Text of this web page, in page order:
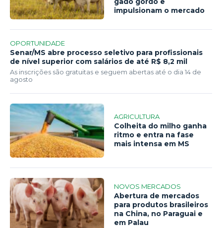
impulsionam o mercado
OPORTUNIDADE
Senar/MS abre processo seletivo para profissionais
de nível superior com salários de até R$ 8,2 mil
As inscrições são gratuitas e seguem abertas até o dia 14 de
agosto
AGRICULTURA
Colheita do milho ganha
ritmo e entra na fase
mais intensa em MS
NOVOS MERCADOS
Abertura de mercados
para produtos brasileiros
na China, no Paraguai e
em Palau